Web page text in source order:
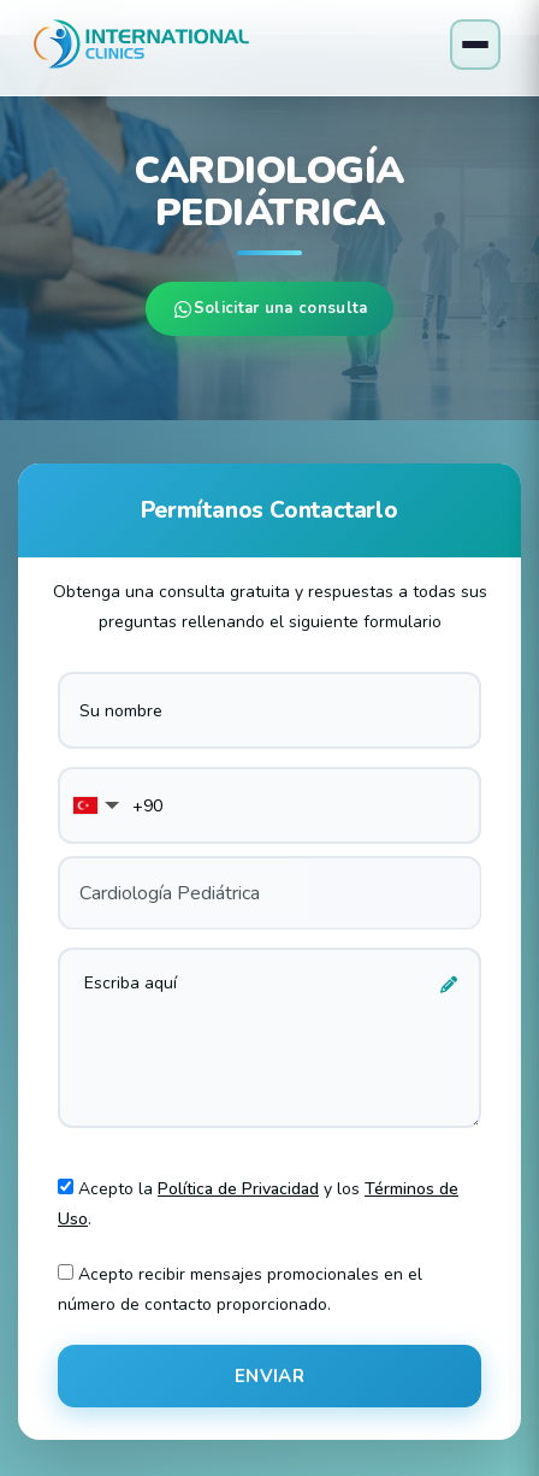
CARDIOLOGÍA
PEDIÁTRICA
Solicitar una consulta
Permítanos Contactarlo
Obtenga una consulta gratuita y respuestas a todas sus
preguntas rellenando el siguiente formulario
Cardiología Pediátrica
Acepto la Política de Privacidad y los Términos de
Uso.
Acepto recibir mensajes promocionales en el
número de contacto proporcionado.
ENVIAR